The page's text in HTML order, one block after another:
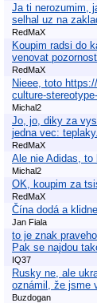
Ja ti nerozumim,
selhal uz na
RedMaX
Koupim radsi do
venovat
RedMaX
Nieee, toto
culture-
Michal2
Jo, jo, diky za
jedna vec:
RedMaX
Ale nie Adidas, to
Michal2
OK, koupim za
RedMaX
Čína dodá a
Jan Fiala
to je znak
Pak se najdou
IQ37
Rusky ne, ale
oznámil, že jsme
Buzdogan